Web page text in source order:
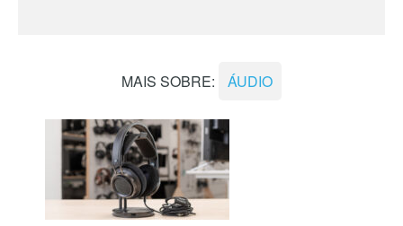
MAIS SOBRE: ÁUDIO